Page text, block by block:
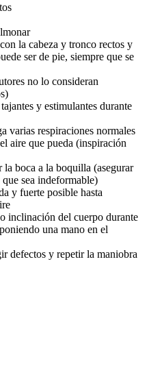
la cabeza y tronco rectos y
ser de pie, siempre que se
no lo consideran
y estimulantes durante
varias respiraciones normales
aire que pueda (inspiración
la boca a la boquilla (asegurar
sea indeformable)
y fuerte posible hasta
inclinación del cuerpo durante
una mano en el
defectos y repetir la maniobra